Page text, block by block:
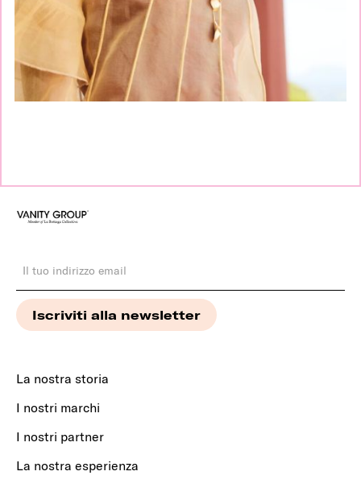
La nostra storia
I nostri marchi
I nostri partner
La nostra esperienza